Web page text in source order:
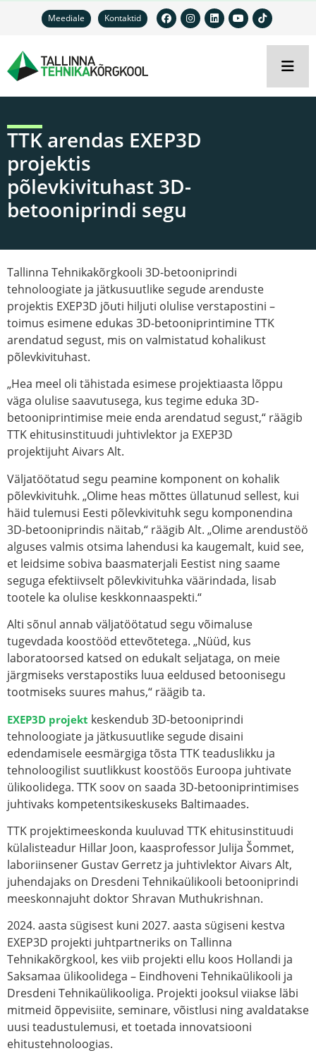
Meediale Kontaktid
TTK arendas EXEP3D
projektis
põlevkivituhast 3D-
betooniprindi segu
Tallinna Tehnikakõrgkooli 3D-betooniprindi
tehnoloogiate ja jätkusuutlike segude arenduste
projektis EXEP3D jõuti hiljuti olulise verstapostini –
toimus esimene edukas 3D-betooniprintimine TTK
arendatud segust, mis on valmistatud kohalikust
põlevkivituhast.
„Hea meel oli tähistada esimese projektiaasta lõppu
väga olulise saavutusega, kus tegime eduka 3D-
betooniprintimise meie enda arendatud segust,“ räägib
TTK ehitusinstituudi juhtivlektor ja EXEP3D
projektijuhtAivars Alt.
Väljatöötatud segu peamine komponent on kohalik
põlevkivituhk. „Olime heas mõttes üllatunud sellest, kui
häid tulemusi Eesti põlevkivituhk segu komponendina
3D-betooniprindis näitab,“ räägib Alt. „Olime arendustöö
alguses valmis otsima lahendusi ka kaugemalt, kuid see,
et leidsime sobiva baasmaterjali Eestist ning saame
seguga efektiivselt põlevkivituhka väärindada, lisab
tootele ka olulise keskkonnaaspekti.“
Alti sõnul annab väljatöötatud segu võimaluse
tugevdada koostööd ettevõtetega. „Nüüd, kus
laboratoorsed katsed on edukalt seljataga, on meie
järgmiseks verstapostiks luua eeldused betoonisegu
tootmiseks suures mahus,“ räägib ta.
EXEP3D projekt keskendub 3D-betooniprindi
tehnoloogiate ja jätkusuutlike segude disaini
edendamisele eesmärgiga tõsta TTK teaduslikku ja
tehnoloogilist suutlikkust koostöös Euroopa juhtivate
ülikoolidega. TTK soov on saada 3D-betooniprintimises
juhtivaks kompetentsikeskuseks Baltimaades.
TTK projektimeeskonda kuuluvad TTK ehitusinstituudi
külalisteadur Hillar Joon, kaasprofessor Julija Šommet,
laboriinsener Gustav Gerretz ja juhtivlektor Aivars Alt,
juhendajaks on Dresdeni Tehnikaülikooli betooniprindi
meeskonnajuht doktor Shravan Muthukrishnan.
2024. aasta sügisest kuni 2027. aasta sügiseni kestva
EXEP3D projekti juhtpartneriks on Tallinna
Tehnikakõrgkool, kes viib projekti ellu koos Hollandi ja
Saksamaa ülikoolidega – Eindhoveni Tehnikaülikooli ja
Dresdeni Tehnikaülikooliga. Projekti jooksul viiakse läbi
mitmeid õppevisiite, seminare, võistlusi ning avaldatakse
uusi teadustulemusi, et toetada innovatsiooni
ehitustehnoloogias.